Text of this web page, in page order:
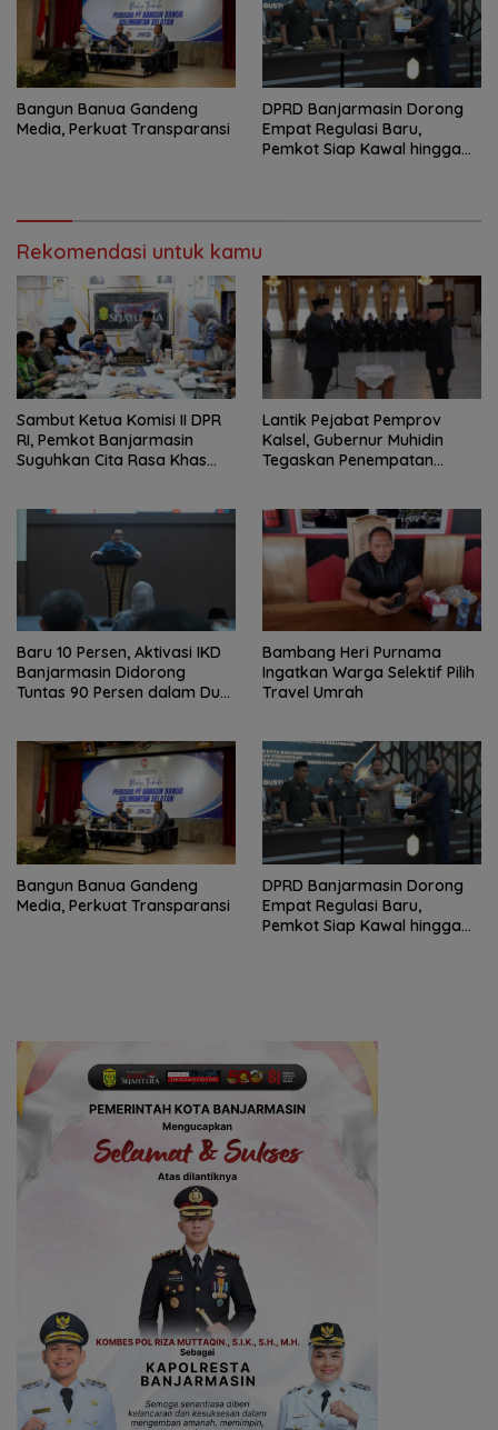
Bangun Banua Gandeng
Media, Perkuat Transparansi
DPRD Banjarmasin Dorong
Empat Regulasi Baru,
Pemkot Siap Kawal hingga
Rekomendasi untuk kamu
Sambut Ketua Komisi II DPR
RI, Pemkot Banjarmasin
Suguhkan Cita Rasa Khas
Lantik Pejabat Pemprov
Kalsel, Gubernur Muhidin
Tegaskan Penempatan
Baru 10 Persen, Aktivasi IKD
Banjarmasin Didorong
Tuntas 90 Persen dalam Dua
Bambang Heri Purnama
Ingatkan Warga Selektif Pilih
Travel Umrah
Bangun Banua Gandeng
Media, Perkuat Transparansi
DPRD Banjarmasin Dorong
Empat Regulasi Baru,
Pemkot Siap Kawal hingga